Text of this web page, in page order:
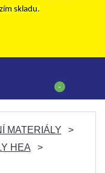
skladu.
-
MATERIÁLY
HEA